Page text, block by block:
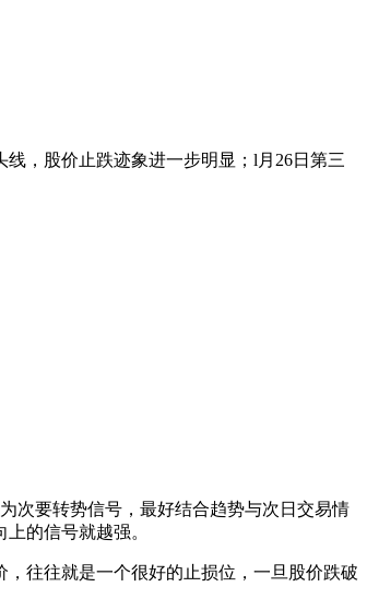
，股价止跌迹象进一步明显；l月26日第三
次要转势信号，最好结合趋势与次日交易情
的信号就越强。
往往就是一个很好的止损位，一旦股价跌破